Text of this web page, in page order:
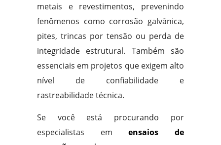
metais e revestimentos, prevenindo
fenômenos como corrosão galvânica,
pites, trincas por tensão ou perda de
integridade estrutural. Também são
essenciais em projetos que exigem alto
nível de confiabilidade e
rastreabilidade técnica.
Se você está procurando por
especialistas emensaios de